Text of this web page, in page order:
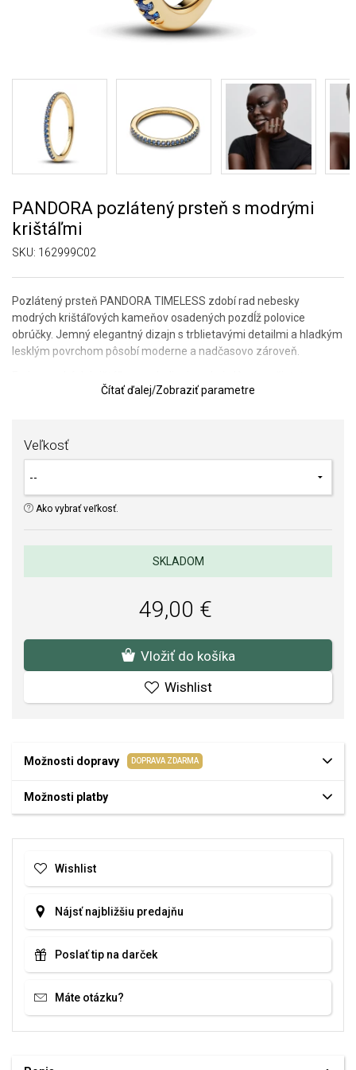
PANDORA pozlátený prsteň s modrými
krištáľmi
SKU: 162999C02
Pozlátený prsteň PANDORA TIMELESS zdobí rad nebesky
modrých krištáľových kameňov osadených pozdĺž polovice
obrúčky. Jemný elegantný dizajn s trblietavými detailmi a hladkým
lesklým povrchom pôsobí moderne a nadčasovo zároveň.
úmyslov, zatiaľ čo klasický dizajn dodáva šperku sofistikovaný
jedinečným
ružova.
TIP:Pomôcka na určenie veľkosti prsteňa
SOFIA je autorizovaným predajcom PANDORA
v kompletnom značkovom balení.
Čítať ďalej/Zobraziť parametre
Veľkosť
Ako vybrať veľkosť.
SKLADOM
49,00 €
Vložiť do košíka
Wishlist
Možnosti dopravy DOPRAVA ZDARMA
Možnosti platby
Wishlist
Nájsť najbližšiu predajňu
Poslať tip na darček
Máte otázku?